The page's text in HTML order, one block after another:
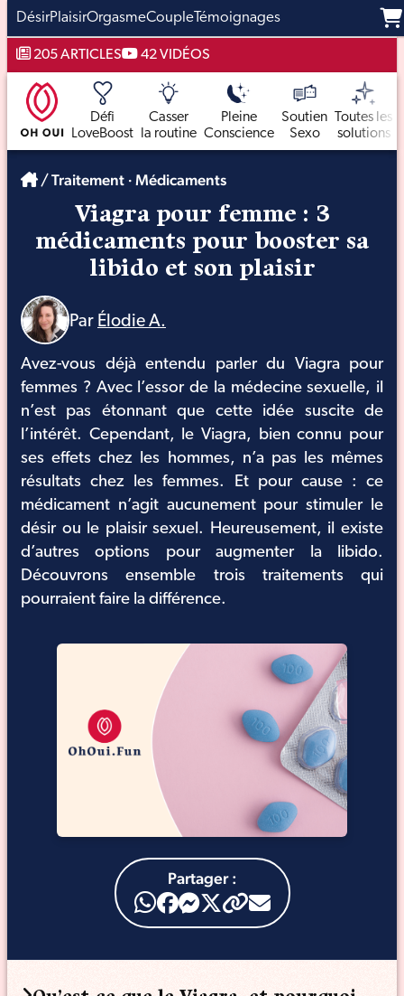
Aller
au
contenu
DésirPlaisirOrgasmeCouple Témoignages
205 ARTICLES 42 VIDÉOS
Défi
LoveBoost
Casser
la routine
Pleine
Conscience
Soutien
Sexo
Toutes les
solutions
/Traitement · Médicaments
Viagra pour femme : 3
médicaments pour booster sa
libido et son plaisir
Par Élodie A.
Avez-vous déjà entendu parler du Viagra pour
femmes ? Avec l’essor de la médecine sexuelle, il
n’est pas étonnant que cette idée suscite de
l’intérêt. Cependant, le Viagra, bien connu pour
ses effets chez les hommes, n’a pas les mêmes
résultats chez les femmes. Et pour cause : ce
médicament n’agit aucunement pour stimuler le
désir ou le plaisir sexuel. Heureusement, il existe
d’autres options pour augmenter la libido.
Découvrons ensemble trois traitements qui
pourraient faire la différence.
Partager :